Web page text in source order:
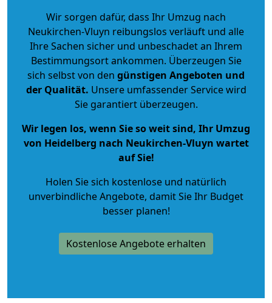
Wir sorgen dafür, dass Ihr Umzug nach
Neukirchen-Vluyn reibungslos verläuft und alle
Ihre Sachen sicher und unbeschadet an Ihrem
Bestimmungsort ankommen. Überzeugen Sie
sich selbst von den günstigen Angeboten und
der Qualität. Unsere umfassender Service wird
Sie garantiert überzeugen.
Wir legen los, wenn Sie so weit sind, Ihr Umzug
von Heidelberg nach Neukirchen-Vluyn wartet
auf Sie!
Holen Sie sich kostenlose und natürlich
unverbindliche Angebote, damit Sie Ihr Budget
besser planen!
Kostenlose Angebote erhalten